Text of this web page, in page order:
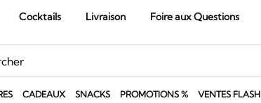
Cocktails Livraison Foire aux Questions
CADEAUX SNACKS PROMOTIONS % VENTES FLASH